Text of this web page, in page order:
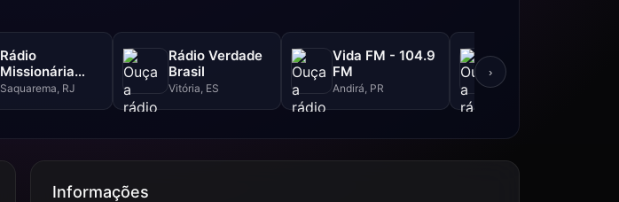
Rádio
Missionária
Central Gospel
Saquarema, RJ
Rádio Verdade
Brasil
Vitória, ES
Vida FM - 104.9
FM
Andirá, PR
São Paulo, SP
›
Informações